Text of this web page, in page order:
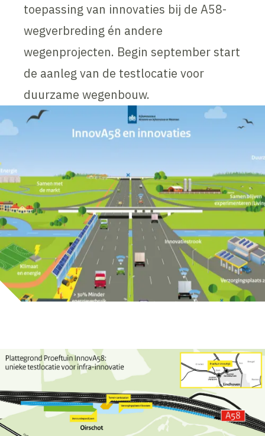
toepassing van innovaties bij de A58-
wegverbreding én andere
wegenprojecten. Begin september start
de aanleg van de testlocatie voor
duurzame wegenbouw.